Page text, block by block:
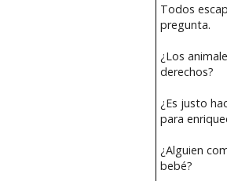
Todos
pregunta.
¿Los
derechos?
¿Es justo
para
¿Alguien
bebé?